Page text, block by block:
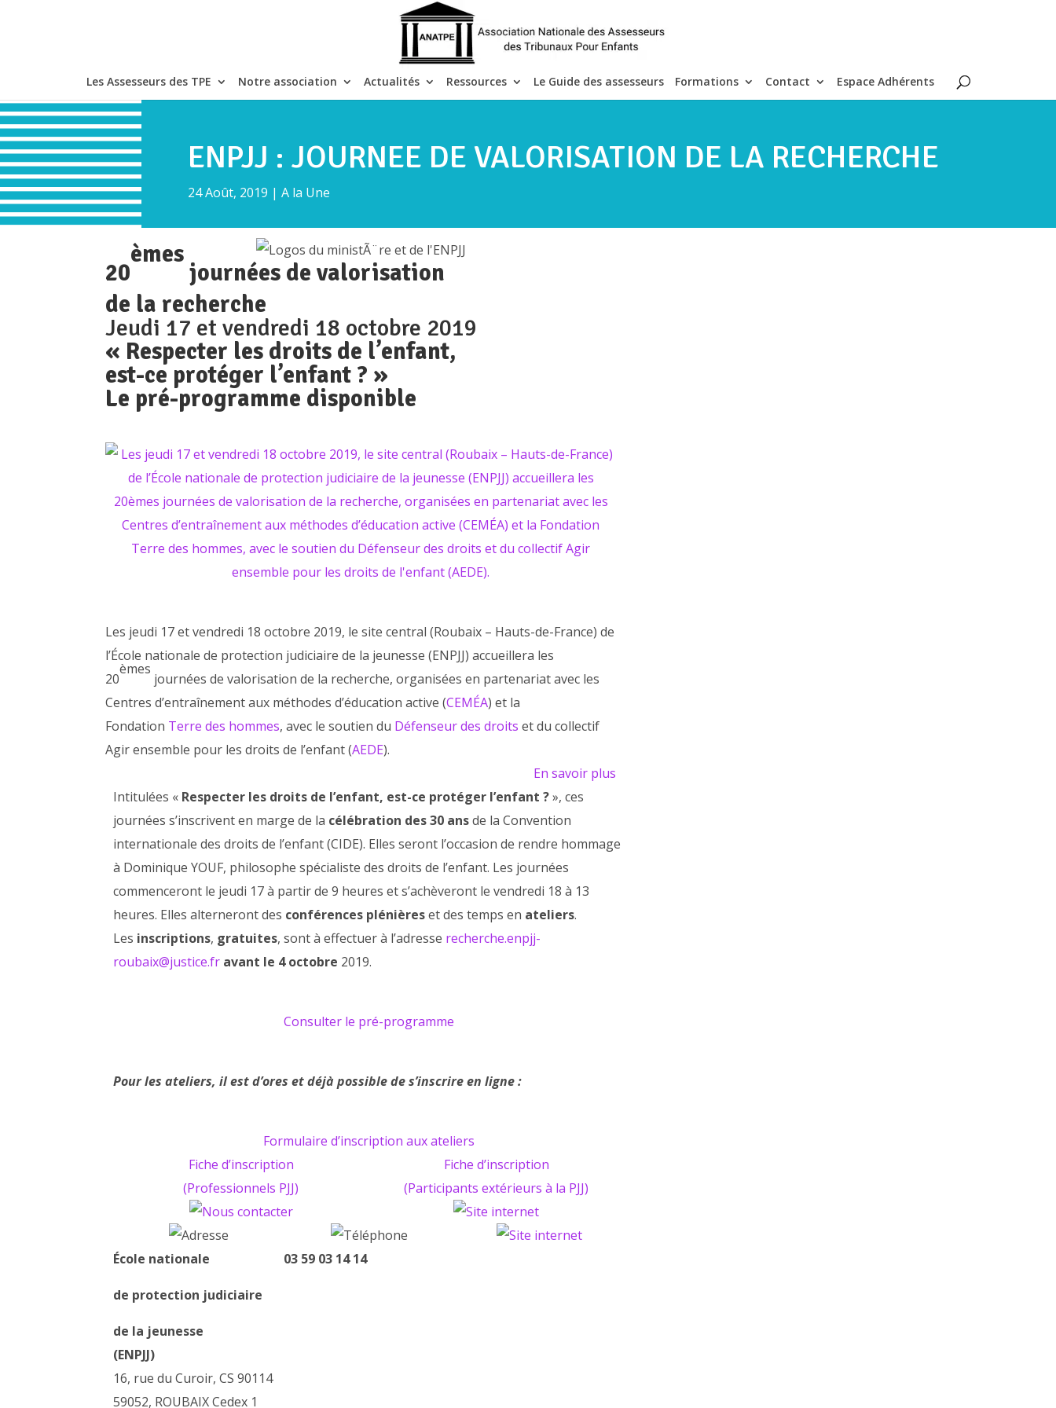
Les Assesseurs des TPE Notre association Actualités Ressources Le Guide des assesseurs Formations Contact Espace Adhérents
ENPJJ : JOURNEE DE VALORISATION DE LA RECHERCHE
24 Août, 2019 |A la Une
20
èmes
journées de valorisation
de la recherche
Jeudi 17 et vendredi 18 octobre 2019
« Respecter les droits de l’enfant,
est-ce protéger l’enfant ? »
Le pré-programme disponible
Les jeudi 17 et vendredi 18 octobre 2019, le site central (Roubaix – Hauts-de-France) de
l’École nationale de protection judiciaire de la jeunesse (ENPJJ) accueillera les
20
èmes
journées de valorisation de la recherche, organisées en partenariat avec les
Centres d’entraînement aux méthodes d’éducation active (CEMÉA) et la
Fondation Terre des hommes, avec le soutien du Défenseur des droits et du collectif
Agir ensemble pour les droits de l’enfant (AEDE).
En savoir plus
Intitulées « Respecter les droits de l’enfant, est-ce protéger l’enfant ?», ces
journées s’inscrivent en marge de la célébration des 30 ansde la Convention
internationale des droits de l’enfant (CIDE). Elles seront l’occasion de rendre hommage
à Dominique YOUF, philosophe spécialiste des droits de l’enfant. Les journées
commenceront le jeudi 17 à partir de 9 heures et s’achèveront le vendredi 18 à 13
heures. Elles alterneront des conférences plénièreset des temps en ateliers.
Les inscriptions, gratuites, sont à effectuer à l’adresse recherche.enpjj-
roubaix@justice.fr avant le 4 octobre 2019.
Consulter le pré-programme
Pour les ateliers, il est d’ores et déjà possible de s’inscrire en ligne :
Formulaire d’inscription aux ateliers
Fiche d’inscription
(Professionnels PJJ)
Fiche d’inscription
(Participants extérieurs à la PJJ)
École nationale
de protection judiciaire
de la jeunesse
(ENPJJ)
16, rue du Curoir, CS 90114
59052, ROUBAIX Cedex 1
03 59 03 14 14